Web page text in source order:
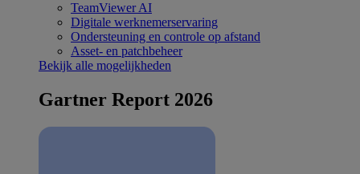
TeamViewer AI
Digitale werknemerservaring
Ondersteuning en controle op afstand
Asset- en patchbeheer
Bekijk alle mogelijkheden
Gartner Report 2026